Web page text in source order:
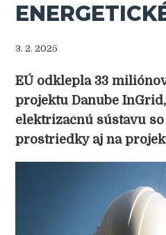
3. 2. 2025
EÚ odklepla 33
projektu Danube
elektrizačnú sústavu
prostriedky aj na